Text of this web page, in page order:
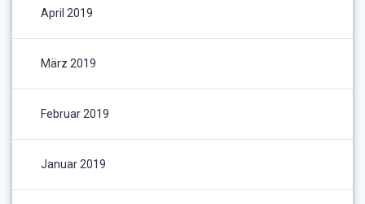
April 2019
März 2019
Februar 2019
Januar 2019